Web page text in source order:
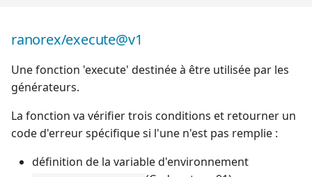
ranorex/execute@v1
Une fonction 'execute' destinée à être utilisée par les
générateurs.
La fonction va vérifier trois conditions et retourner un
code d'erreur spécifique si l'une n'est pas remplie :
définition de la variable d'environnement